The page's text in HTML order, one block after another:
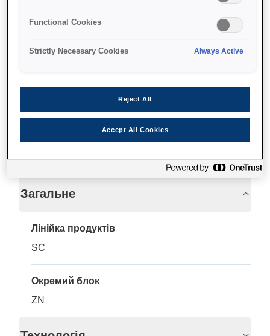
Де купити
Технічні характеристики
Загальне
Лінійка продуктів
SC
Окремий блок
ZN
Functional Cookies
Strictly Necessary Cookies Always Active
Reject All
Accept All Cookies